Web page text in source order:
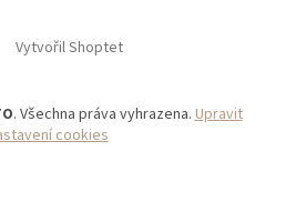
Vytvořil Shoptet
. Všechna práva vyhrazena. Upravit
cookies